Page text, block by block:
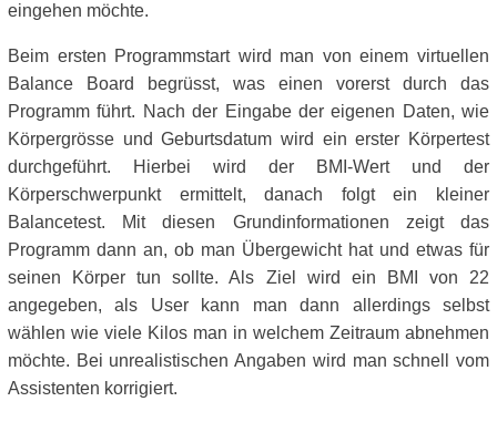
eingehen möchte.
Beim ersten Programmstart wird man von einem virtuellen
Balance Board begrüsst, was einen vorerst durch das
Programm führt. Nach der Eingabe der eigenen Daten, wie
Körpergrösse und Geburtsdatum wird ein erster Körpertest
durchgeführt. Hierbei wird der BMI-Wert und der
Körperschwerpunkt ermittelt, danach folgt ein kleiner
Balancetest. Mit diesen Grundinformationen zeigt das
Programm dann an, ob man Übergewicht hat und etwas für
seinen Körper tun sollte. Als Ziel wird ein BMI von 22
angegeben, als User kann man dann allerdings selbst
wählen wie viele Kilos man in welchem Zeitraum abnehmen
möchte. Bei unrealistischen Angaben wird man schnell vom
Assistenten korrigiert.